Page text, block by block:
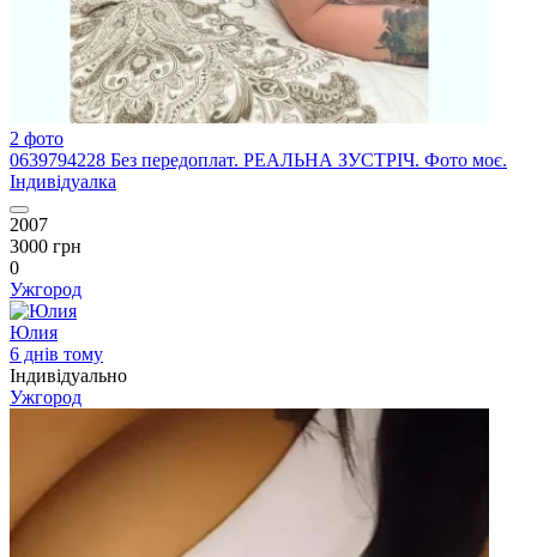
2 фото
0639794228 Без передоплат. РЕАЛЬНА ЗУСТРІЧ. Фото моє.
Індивідуалка
2007
3000 грн
0
Ужгород
Юлия
6 днів тому
Індивідуально
Ужгород